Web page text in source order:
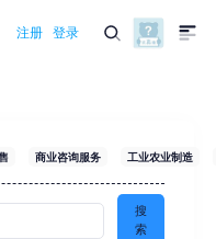
注册 登录
商业咨询服务 工业农业制造
搜
索